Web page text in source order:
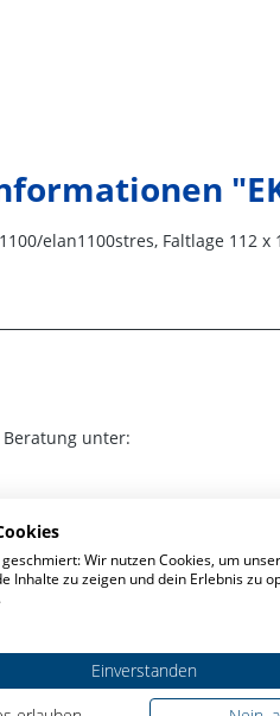
elan1100stres, Faltlage 112 x
unter:
Uhr
.
Wir nutzen Cookies, um
Inhalte zu zeigen und dein Erlebnis zu
Einverstanden